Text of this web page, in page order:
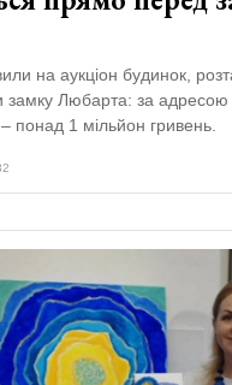
на аукціон будинок,
замку Любарта: за
понад 1 мільйон гривень.